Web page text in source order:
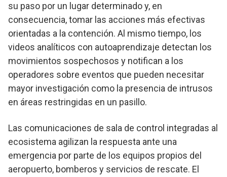
su paso por un lugar determinado y, en
consecuencia, tomar las acciones más efectivas
orientadas a la contención. Al mismo tiempo, los
videos analíticos con autoaprendizaje detectan los
movimientos sospechosos y notifican a los
operadores sobre eventos que pueden necesitar
mayor investigación como la presencia de intrusos
en áreas restringidas en un pasillo.
Las comunicaciones de sala de control integradas al
ecosistema agilizan la respuesta ante una
emergencia por parte de los equipos propios del
aeropuerto, bomberos y servicios de rescate. El